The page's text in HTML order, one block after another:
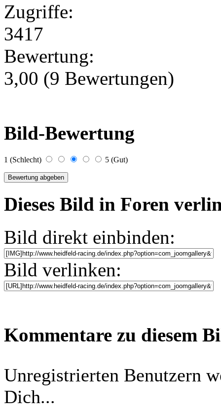
Zugriffe:
3417
Bewertung:
3,00 (9 Bewertungen)
Bild-Bewertung
1 (Schlecht) 5 (Gut)
Dieses Bild in Foren
Bild direkt einbinden:
Bild verlinken:
Kommentare zu diesem
Unregistrierten Benutzern
Dich...